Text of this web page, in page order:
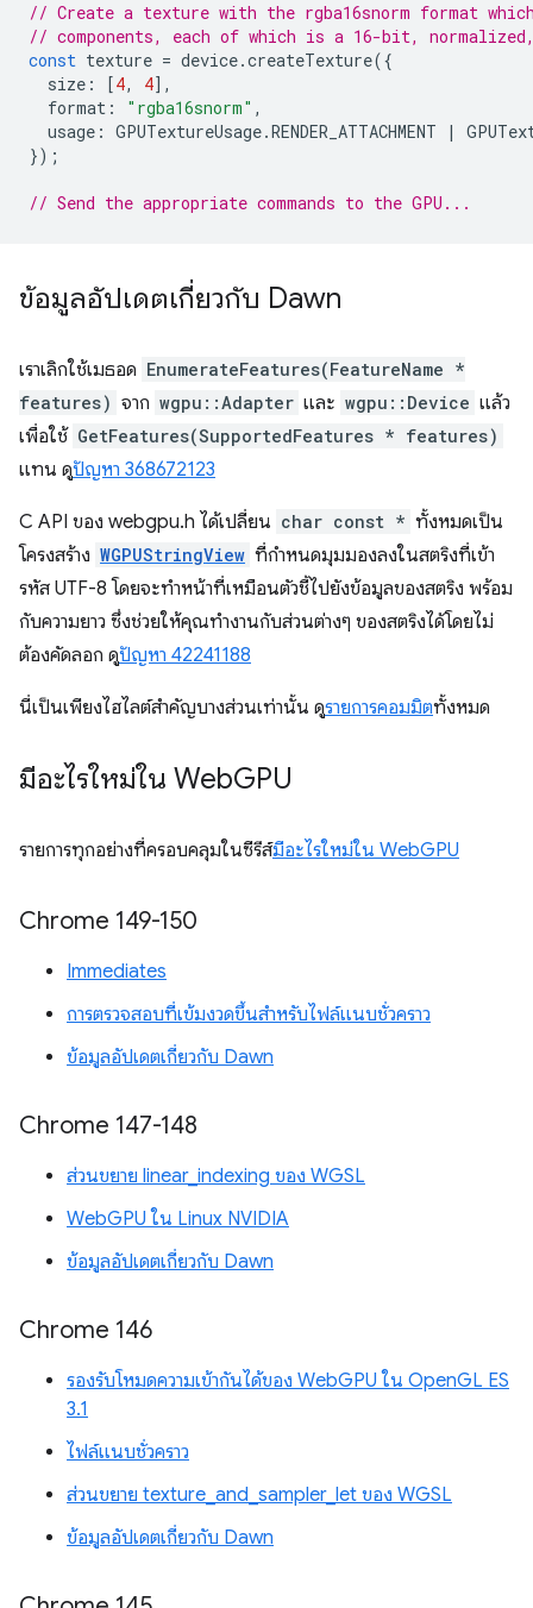
// Create a texture with the rgba16snorm format
// components, each of which is a 16-bit,
const texture = device.createTexture({
size : [4, 4],
format : "rgba16snorm" ,
usage : GPUTextureUsage.RENDER_ATTACHMENT |
});
// Send the appropriate commands to the GPU...
ข้อมูลอัปเดตเกี่ยวกับ Dawn
เราเลิกใช้เมธอด EnumerateFeatures(FeatureName *
features) จาก wgpu::Adapter และ wgpu::Device แล้ว
เพื่อใช้ GetFeatures(SupportedFeatures * features)
แทน ดูปัญหา 368672123
C API ของ webgpu.h ได้เปลี่ยน char const * ทั้งหมดเป็น
โครงสร้าง WGPUStringView ที่กำหนดมุมมองลงในสตริงที่เข้า
รหัส UTF-8 โดยจะทำหน้าที่เหมือนตัวชี้ไปยังข้อมูลของสตริง พร้อม
กับความยาว ซึ่งช่วยให้คุณทำงานกับส่วนต่างๆ ของสตริงได้โดยไม่
ต้องคัดลอก ดูปัญหา 42241188
นี่เป็นเพียงไฮไลต์สำคัญบางส่วนเท่านั้น ดูรายการคอมมิตทั้งหมด
มีอะไรใหม่ใน WebGPU
รายการทุกอย่างที่ครอบคลุมในซีรีส์มีอะไรใหม่ใน WebGPU
Chrome 149-150
Immediates
การตรวจสอบที่เข้มงวดขึ้นสำหรับไฟล์แนบชั่วคราว
ข้อมูลอัปเดตเกี่ยวกับ Dawn
Chrome 147-148
ส่วนขยาย linear_indexing ของ WGSL
WebGPU ใน Linux NVIDIA
ข้อมูลอัปเดตเกี่ยวกับ Dawn
Chrome 146
รองรับโหมดความเข้ากันได้ของ WebGPU ใน OpenGL ES
3.1
ไฟล์แนบชั่วคราว
ส่วนขยาย texture_and_sampler_let ของ WGSL
ข้อมูลอัปเดตเกี่ยวกับ Dawn